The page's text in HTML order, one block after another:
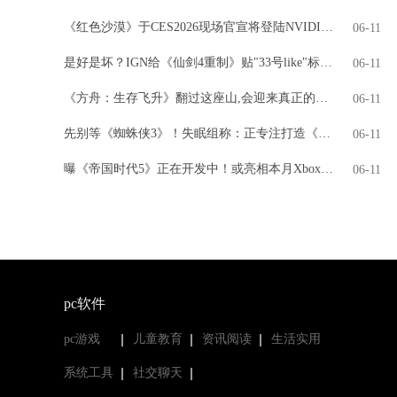
《红色沙漠》于CES2026现场官宣将登陆NVIDIA GeForce NOW 06-11
是好是坏？IGN给《仙剑4重制》贴"33号like"标签引热议 06-11
《方舟：生存飞升》翻过这座山,会迎来真正的飞升吗? 06-11
先别等《蜘蛛侠3》！失眠组称：正专注打造《金刚狼》 06-11
曝《帝国时代5》正在开发中！或亮相本月Xbox直面会 06-11
pc软件
pc游戏 儿童教育 资讯阅读 生活实用
系统工具 社交聊天